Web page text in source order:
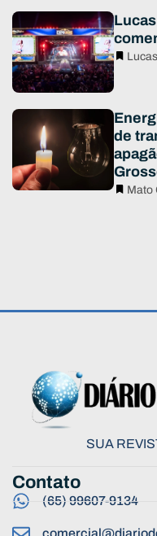
de
Mato
SUA
Contato
(65) 99607-9134